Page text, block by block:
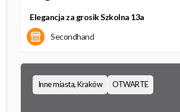
Elegancja za grosik Szkolna 13a
Szkolna 13a
Secondhand
Inne miasta, Kraków OTWARTE